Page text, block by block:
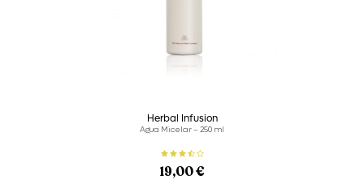
Herbal Infusion
Agua Micelar – 250 ml
19,00 €